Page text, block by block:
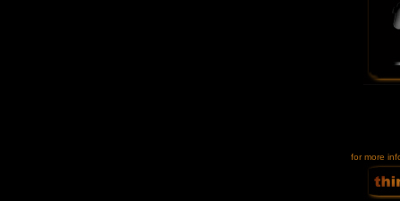
for more